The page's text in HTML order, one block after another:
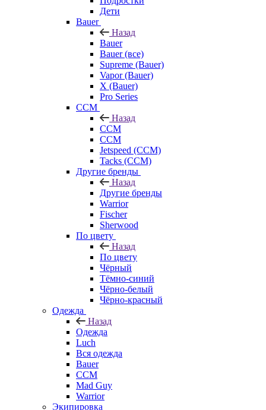
Дети
Bauer
Назад
Bauer
Bauer (все)
Supreme (Bauer)
Vapor (Bauer)
X (Bauer)
Pro Series
CCM
Назад
CCM
CCM
Jetspeed (CCM)
Tacks (CCM)
Другие бренды
Назад
Другие бренды
Warrior
Fischer
Sherwood
По цвету
Назад
По цвету
Чёрный
Тёмно-синий
Чёрно-белый
Чёрно-красный
Одежда
Назад
Одежда
Luch
Вся одежда
Bauer
CCM
Mad Guy
Warrior
Экипировка